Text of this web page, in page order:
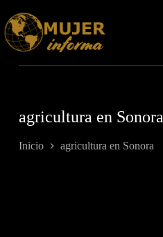
contenido
agricultura en Sonora
Inicio agricultura en Sonora